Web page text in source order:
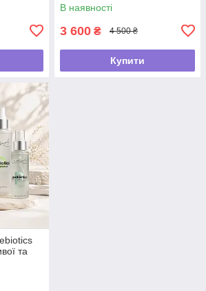
вирівнювання текстури
В наявності
3 600 ₴ 4 500 ₴
Купити
та